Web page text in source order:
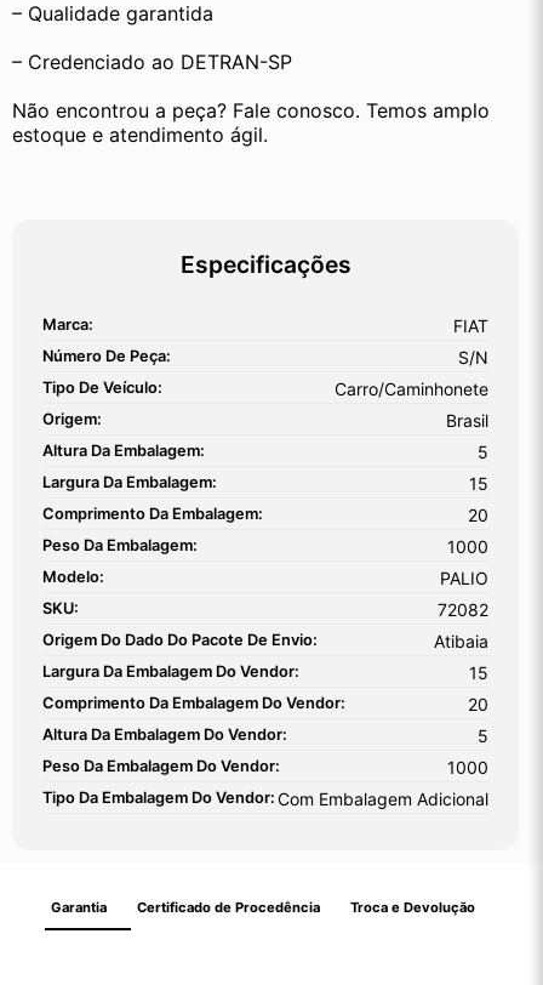
– Qualidade garantida
– Credenciado ao DETRAN-SP
Não encontrou a peça? Fale conosco. Temos amplo
estoque e atendimento ágil.
Especificações
Marca: FIAT
Número De Peça: S/N
Tipo De Veículo: Carro/Caminhonete
Origem: Brasil
Altura Da Embalagem: 5
Largura Da Embalagem: 15
Comprimento Da Embalagem: 20
Peso Da Embalagem: 1000
Modelo: PALIO
SKU: 72082
Origem Do Dado Do Pacote De Envio: Atibaia
Largura Da Embalagem Do Vendor: 15
Comprimento Da Embalagem Do Vendor: 20
Altura Da Embalagem Do Vendor: 5
Peso Da Embalagem Do Vendor: 1000
Tipo Da Embalagem Do Vendor: Com Embalagem Adicional
Garantia Certificado de Procedência Troca e Devolução